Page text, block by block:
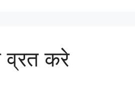
व्रत करे